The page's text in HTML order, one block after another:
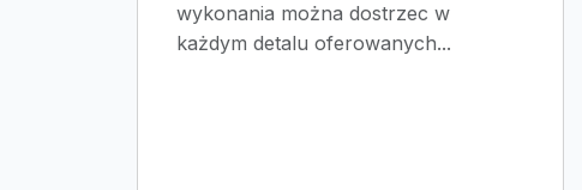
wykonania można dostrzec w
każdym detalu oferowanych...